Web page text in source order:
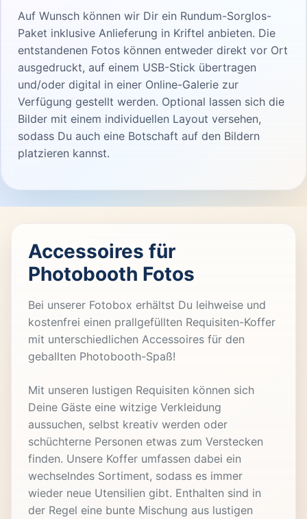
Auf Wunsch können wir Dir ein Rundum-Sorglos-
Paket inklusive Anlieferung in Kriftel anbieten. Die
entstandenen Fotos können entweder direkt vor Ort
ausgedruckt, auf einem USB-Stick übertragen
und/oder digital in einer Online-Galerie zur
Verfügung gestellt werden. Optional lassen sich die
Bilder mit einem individuellen Layout versehen,
sodass Du auch eine Botschaft auf den Bildern
platzieren kannst.
Accessoires für
Photobooth Fotos
Bei unserer Fotobox erhältst Du leihweise und
kostenfrei einen prallgefüllten Requisiten-Koffer
mit unterschiedlichen Accessoires für den
geballten Photobooth-Spaß!
Mit unseren lustigen Requisiten können sich
Deine Gäste eine witzige Verkleidung
aussuchen, selbst kreativ werden oder
schüchterne Personen etwas zum Verstecken
finden. Unsere Koffer umfassen dabei ein
wechselndes Sortiment, sodass es immer
wieder neue Utensilien gibt. Enthalten sind in
der Regel eine bunte Mischung aus lustigen